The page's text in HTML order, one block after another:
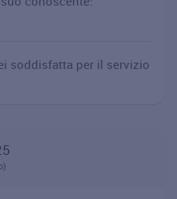
soddisfatta per il servizio